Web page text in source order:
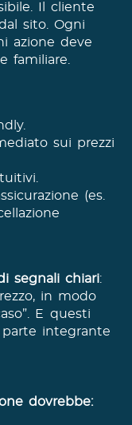
Il cliente
sito. Ogni
azione deve
familiare.
sui prezzi
(es.
segnali chiari:
in modo
E questi
integrante
dovrebbe: